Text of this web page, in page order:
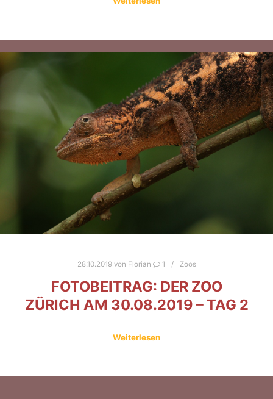
28.10.2019von Florian 1 Zoos
FOTOBEITRAG: DER ZOO
ZÜRICH AM 30.08.2019 – TAG 2
Weiterlesen